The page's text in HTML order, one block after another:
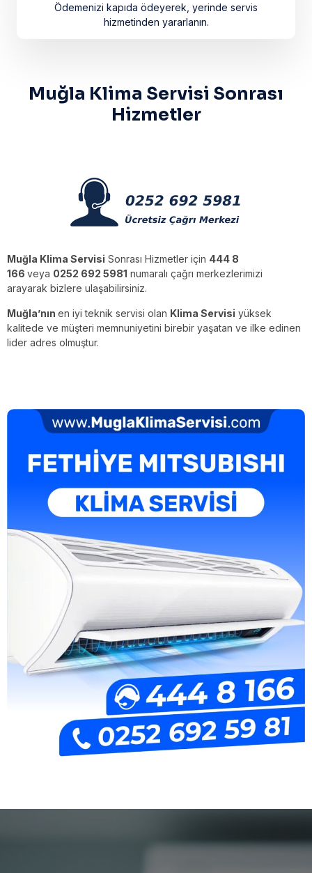
Ödemenizi kapıda ödeyerek, yerinde servis
hizmetinden yararlanın.
Muğla Klima Servisi Sonrası
Hizmetler
Muğla Klima Servisi Sonrası Hizmetler için 444 8
166 veya 0252 692 5981 numaralı çağrı merkezlerimizi
arayarak bizlere ulaşabilirsiniz.
Muğla’nın en iyi teknik servisi olan Klima Servisi yüksek
kalitede ve müşteri memnuniyetini birebir yaşatan ve ilke edinen
lider adres olmuştur.